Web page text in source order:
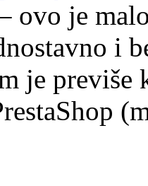
ovo je
i
je previše